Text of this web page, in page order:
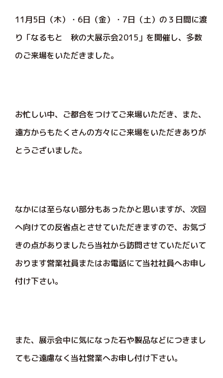
11月5日（木）・6日（金）・7日（土）の３日間に渡
り「なるもと 秋の大展示会2015」を開催し、多数
のご来場をいただきました。
お忙しい中、ご都合をつけてご来場いただき、また、
遠方からもたくさんの方々にご来場をいただきありが
とうございました。
なかには至らない部分もあったかと思いますが、次回
へ向けての反省点とさせていただきますので、お気づ
きの点がありましたら当社から訪問させていただいて
おります営業社員またはお電話にて当社社員へお申し
付け下さい。
また、展示会中に気になった石や製品などにつきまし
てもご遠慮なく当社営業へお申し付け下さい。